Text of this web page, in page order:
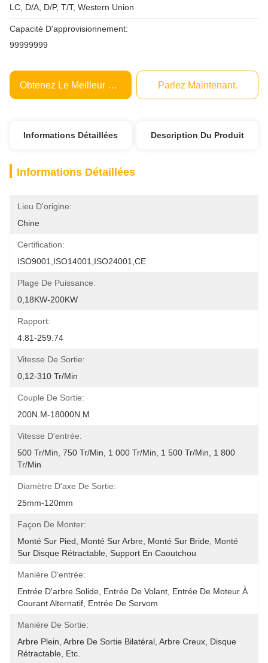
LC, D/A, D/P, T/T, Western Union
Capacité D'approvisionnement:
99999999
Obtenez Le Meilleur Prix Parlez Maintenant.
Informations Détaillées Description Du Produit
Informations Détaillées
Lieu D'origine:
Chine
Certification:
ISO9001,ISO14001,ISO24001,CE
Plage De Puissance:
0,18KW-200KW
Rapport:
4.81-259.74
Vitesse De Sortie:
0,12-310 Tr/min
Couple De Sortie:
200N.m-18000N.m
Vitesse D'entrée:
500 Tr/min, 750 Tr/min, 1 000 Tr/min, 1 500 Tr/min, 1 800
Tr/min
Diamètre D'axe De Sortie:
25mm-120mm
Façon De Monter:
Monté Sur Pied, Monté Sur Arbre, Monté Sur Bride, Monté
Sur Disque Rétractable, Support En Caoutchou
Manière D'entrée:
Entrée D'arbre Solide, Entrée De Volant, Entrée De Moteur À
Courant Alternatif, Entrée De Servom
Manière De Sortie:
Arbre Plein, Arbre De Sortie Bilatéral, Arbre Creux, Disque
Rétractable, Etc.